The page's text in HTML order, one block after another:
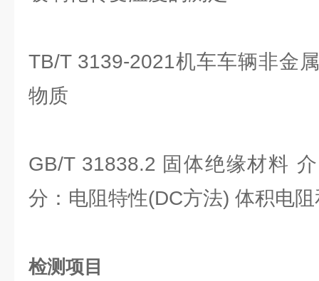
TB/T 3139-2021机车车辆非金
物质
GB/T 31838.2 固体绝缘材料
分：电阻特性(DC方法) 体积电
检测项目